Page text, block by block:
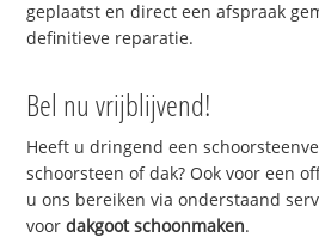
geplaatst en direct een afspraak
definitieve reparatie.
Bel nu vrijblijvend!
Heeft u dringend een
schoorsteen of dak? Ook voor een
u ons bereiken via onderstaand
voordakgoot schoonmaken.